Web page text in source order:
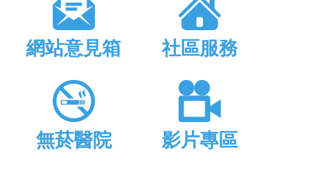
網站意見箱 社區服務
無菸醫院 影片專區